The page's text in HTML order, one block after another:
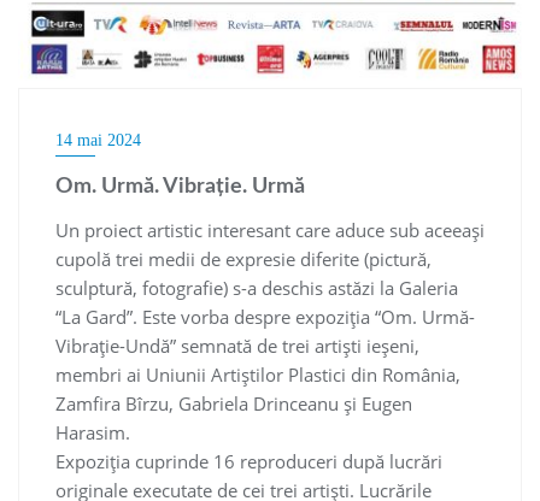
14 mai 2024
Om. Urmă. Vibrație. Urmă
Un proiect artistic interesant care aduce sub aceeași
cupolă trei medii de expresie diferite (pictură,
sculptură, fotografie) s-a deschis astăzi la Galeria
“La Gard”. Este vorba despre expoziția “Om. Urmă-
Vibrație-Undă” semnată de trei artiști ieșeni,
membri ai Uniunii Artiștilor Plastici din România,
Zamfira Bîrzu, Gabriela Drinceanu și Eugen
Harasim.
Expoziția cuprinde 16 reproduceri după lucrări
originale executate de cei trei artiști. Lucrările